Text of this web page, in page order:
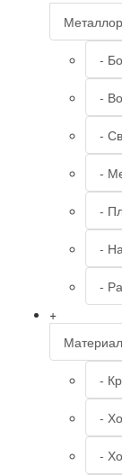
-
-
-
-
-
-
-
+
-
-
-